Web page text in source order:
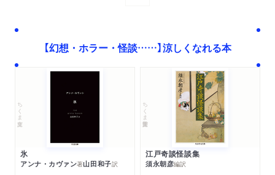
【幻想・ホラー・怪談……】涼しくなれる本
ちくま文庫
氷
アンナ・カヴァン著山田和子訳
ちくま学芸文庫
江戸奇談怪談集
須永朝彦編訳